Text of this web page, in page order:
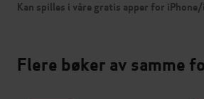
Kan spilles i våre gratis apper for
Flere bøker av samme